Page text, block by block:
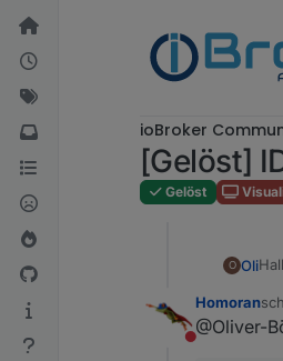
Weiter zum Inhalt
ioBroker
[Gelöst]
Gelöst
O Oli
Nicht stören
Homoran
@Oliver-